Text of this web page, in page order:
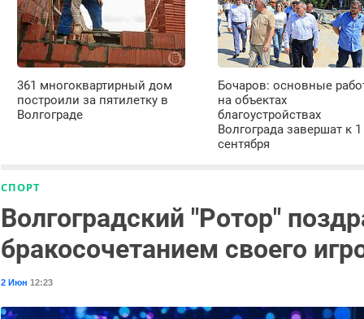
361 многоквартирный дом
построили за пятилетку в
Волгограде
Бочаров: основные
на объектах
благоустройствах
Волгограда завершат к 1
сентября
СПОРТ
Волгоградский "Ротор"
бракосочетанием своего
2 Июн 12:23